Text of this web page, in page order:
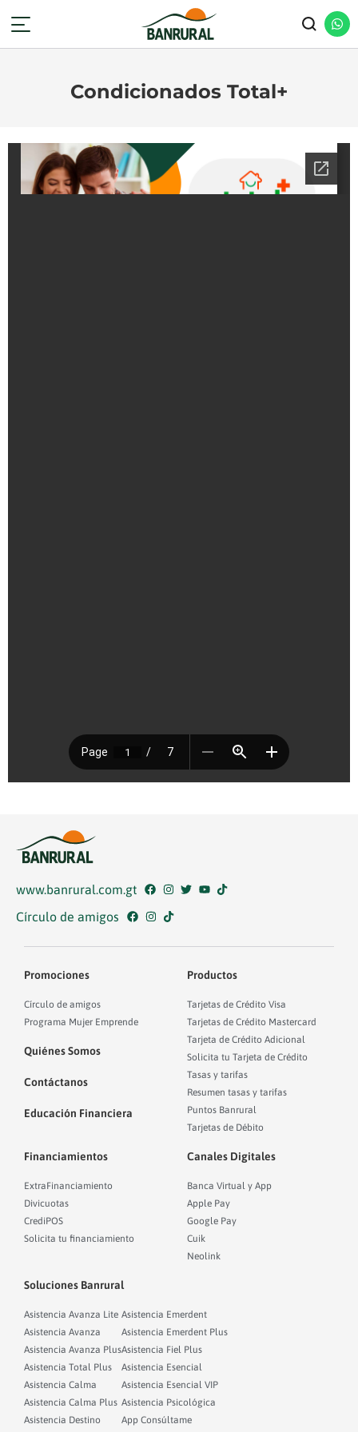
Condicionados Total+
www.banrural.com.gt
Círculo de amigos
Promociones
Círculo de amigos
Programa Mujer Emprende
Quiénes Somos
Contáctanos
Educación Financiera
Productos
Tarjetas de Crédito Visa
Tarjetas de Crédito Mastercard
Tarjeta de Crédito Adicional
Solicita tu Tarjeta de Crédito
Tasas y tarifas
Resumen tasas y tarifas
Puntos Banrural
Tarjetas de Débito
Financiamientos
ExtraFinanciamiento
Divicuotas
CrediPOS
Solicita tu financiamiento
Canales Digitales
Banca Virtual y App
Apple Pay
Google Pay
Cuik
Neolink
Soluciones Banrural
Asistencia Avanza Lite
Asistencia Avanza
Asistencia Avanza Plus
Asistencia Total Plus
Asistencia Calma
Asistencia Calma Plus
Asistencia Destino
Asistencia Emerdent
Asistencia Emerdent Plus
Asistencia Fiel Plus
Asistencia Esencial
Asistencia Esencial VIP
Asistencia Psicológica
App Consúltame